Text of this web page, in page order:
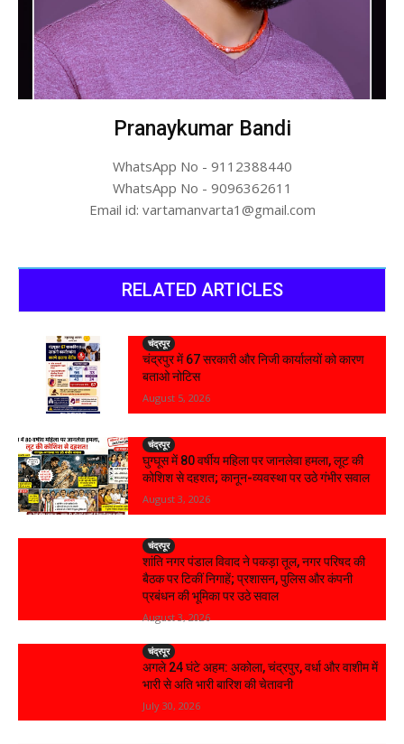
Pranaykumar Bandi
WhatsApp No - 9112388440
WhatsApp No - 9096362611
Email id: vartamanvarta1@gmail.com
RELATED ARTICLES
चंद्रपूर
चंद्रपुर में 67 सरकारी और निजी कार्यालयों को कारण
बताओ नोटिस
August 5, 2026
चंद्रपूर
घुग्घूस में 80 वर्षीय महिला पर जानलेवा हमला, लूट की
कोशिश से दहशत; कानून-व्यवस्था पर उठे गंभीर सवाल
August 3, 2026
चंद्रपूर
शांति नगर पंडाल विवाद ने पकड़ा तूल, नगर परिषद की
बैठक पर टिकीं निगाहें; प्रशासन, पुलिस और कंपनी
प्रबंधन की भूमिका पर उठे सवाल
August 3, 2026
चंद्रपूर
अगले 24 घंटे अहम: अकोला, चंद्रपुर, वर्धा और वाशीम में
भारी से अति भारी बारिश की चेतावनी
July 30, 2026